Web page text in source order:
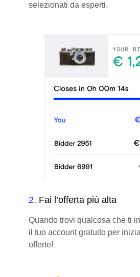
selezionati da esperti.
2. Fai l’offerta più alta
Quando trovi qualcosa che ti
il tuo account gratuito per
offerte!